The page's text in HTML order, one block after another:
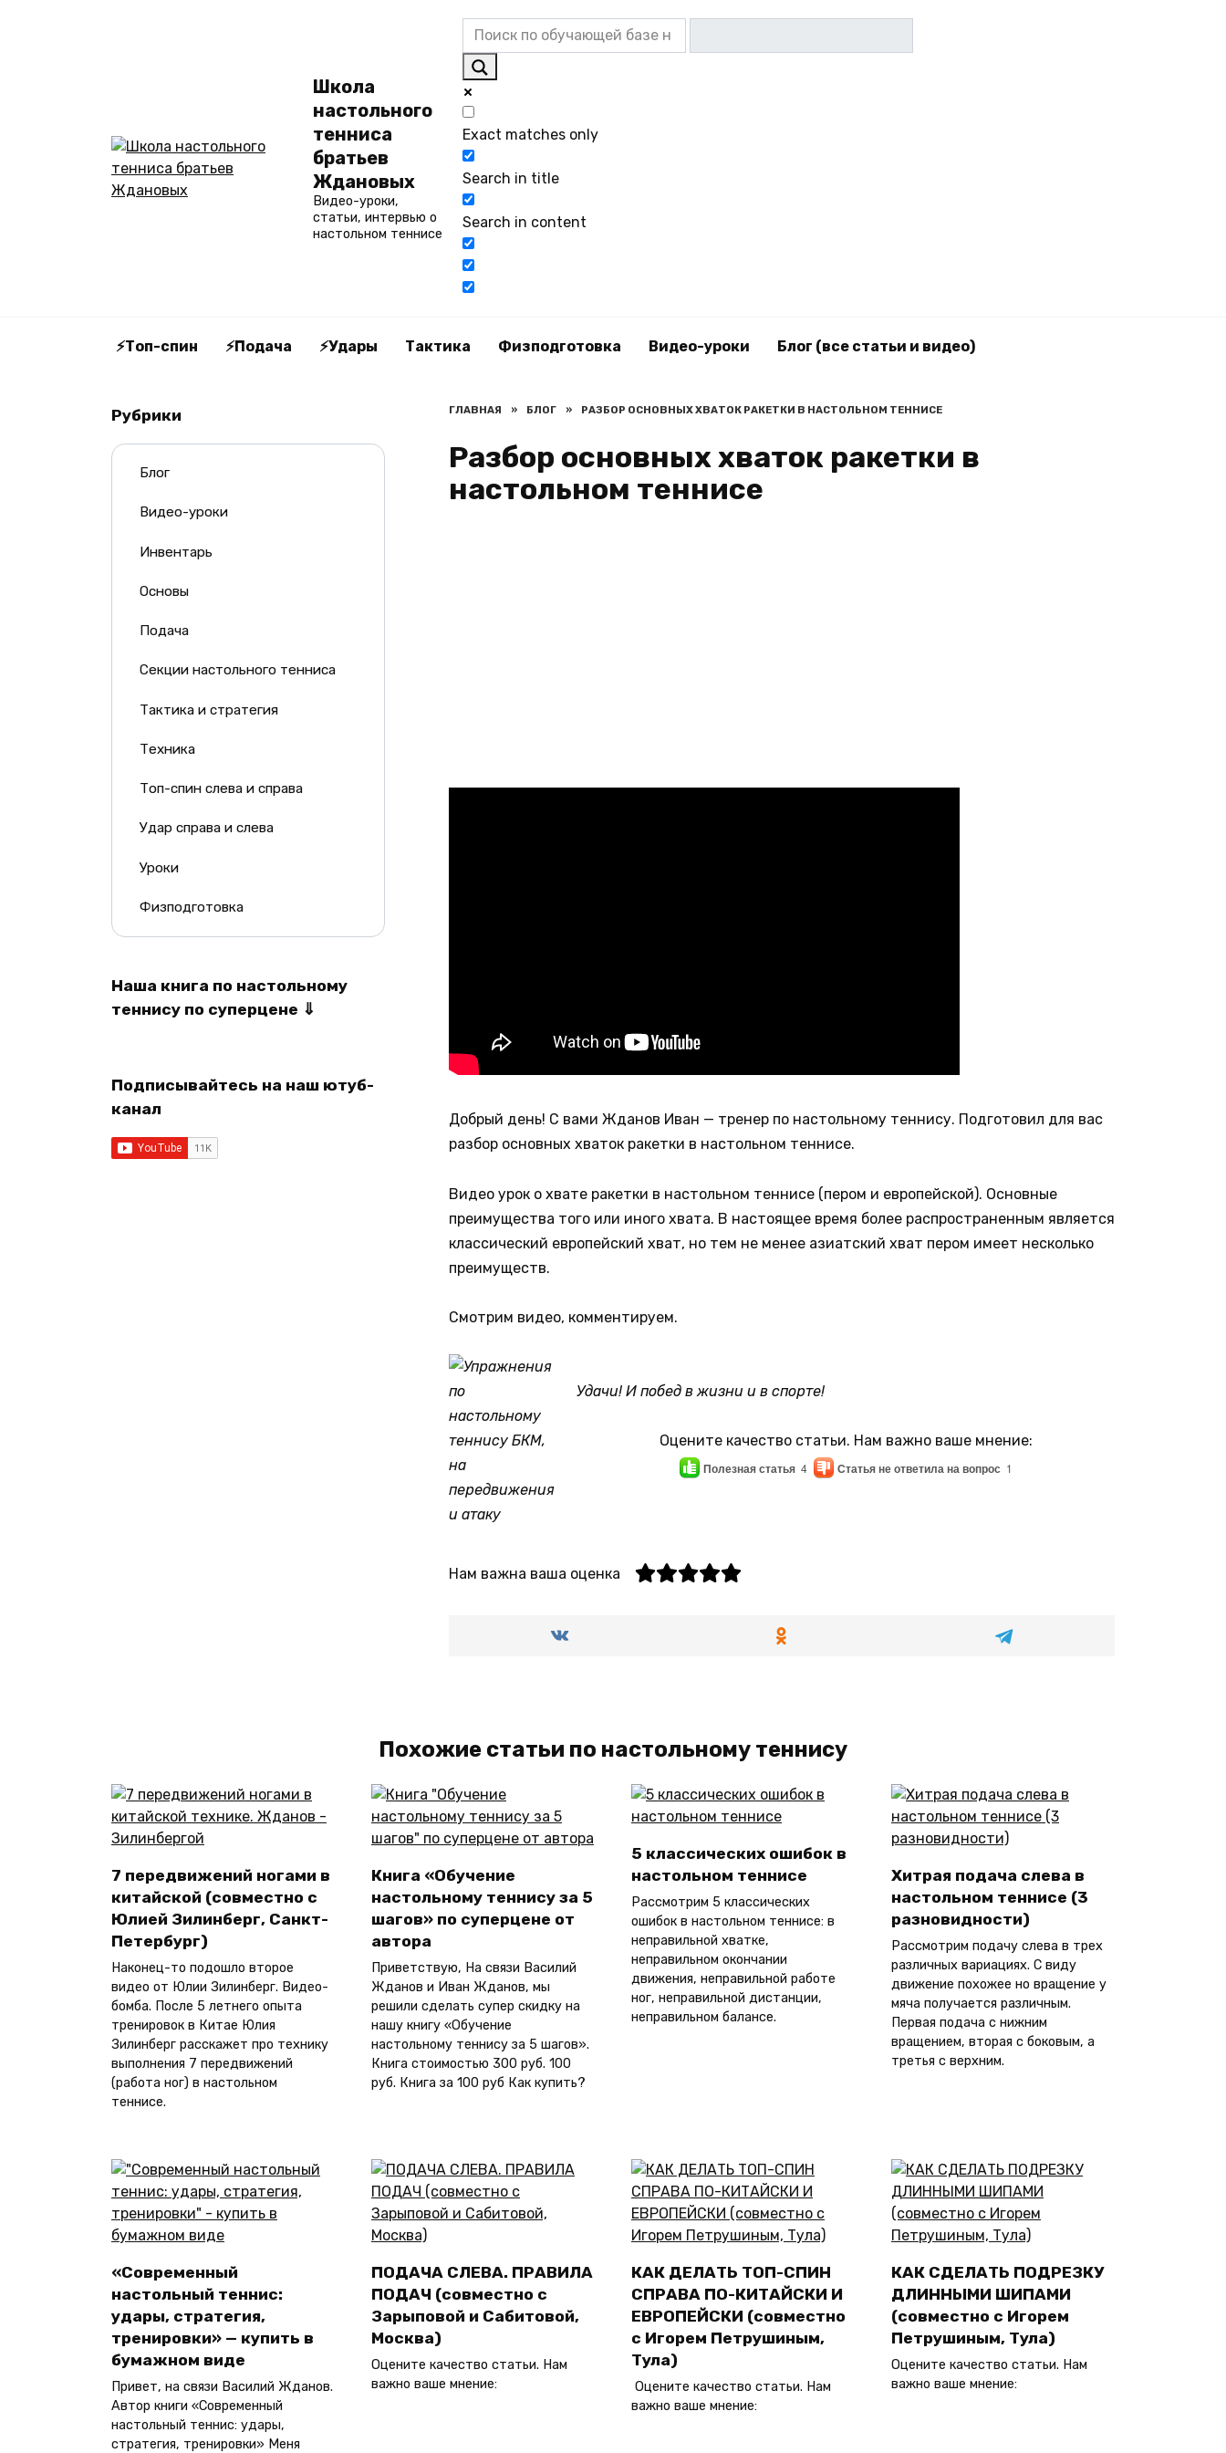
Школа
настольного
тенниса
братьев
Ждановых
Видео-уроки,
статьи, интервью о
настольном теннисе
Exact matches only
Search in title
Search in content
⚡Топ-спин ⚡Подача ⚡Удары Тактика Физподготовка Видео-уроки Блог (все статьи и видео)
ГЛАВНАЯ » БЛОГ » РАЗБОР ОСНОВНЫХ ХВАТОК РАКЕТКИ В НАСТОЛЬНОМ ТЕННИСЕ
Разбор основных хваток ракетки в
настольном теннисе
Добрый день! С вами Жданов Иван — тренер по настольному теннису. Подготовил для вас
разбор основных хваток ракетки в настольном теннисе.
Видео урок о хвате ракетки в настольном теннисе (пером и европейской). Основные
преимущества того или иного хвата. В настоящее время более распространенным является
классический европейский хват, но тем не менее азиатский хват пером имеет несколько
преимуществ.
Смотрим видео, комментируем.
Удачи! И побед в жизни и в спорте!
Оцените качество статьи. Нам важно ваше мнение:
Полезная статья 4 Статья не ответила на вопрос 1
Нам важна ваша оценка
Рубрики
Блог
Видео-уроки
Инвентарь
Основы
Подача
Секции настольного тенниса
Тактика и стратегия
Техника
Топ-спин слева и справа
Удар справа и слева
Уроки
Физподготовка
Наша книга по настольному
теннису по суперцене ⇓
Подписывайтесь на наш ютуб-
канал
Похожие статьи по настольному теннису
7 передвижений ногами в
китайской (совместно с
Юлией Зилинберг, Санкт-
Петербург)
Наконец-то подошло второе
видео от Юлии Зилинберг. Видео-
бомба. После 5 летнего опыта
тренировок в Китае Юлия
Зилинберг расскажет про технику
выполнения 7 передвижений
(работа ног) в настольном
теннисе.
Книга «Обучение
настольному теннису за 5
шагов» по суперцене от
автора
Приветствую, На связи Василий
Жданов и Иван Жданов, мы
решили сделать супер скидку на
нашу книгу «Обучение
настольному теннису за 5 шагов».
Книга стоимостью 300 руб. 100
руб. Книга за 100 руб Как купить?
5 классических ошибок в
настольном теннисе
Рассмотрим 5 классических
ошибок в настольном теннисе: в
неправильной хватке,
неправильном окончании
движения, неправильной работе
ног, неправильной дистанции,
неправильном балансе.
Хитрая подача слева в
настольном теннисе (3
разновидности)
Рассмотрим подачу слева в трех
различных вариациях. С виду
движение похожее но вращение у
мяча получается различным.
Первая подача с нижним
вращением, вторая с боковым, а
третья с верхним.
«Современный
настольный теннис:
удары, стратегия,
тренировки» — купить в
бумажном виде
Привет, на связи Василий Жданов.
Автор книги «Современный
настольный теннис: удары,
стратегия, тренировки» Меня
ПОДАЧА СЛЕВА. ПРАВИЛА
ПОДАЧ (совместно с
Зарыповой и Сабитовой,
Москва)
Оцените качество статьи. Нам
важно ваше мнение:
КАК ДЕЛАТЬ ТОП-СПИН
СПРАВА ПО-КИТАЙСКИ И
ЕВРОПЕЙСКИ (совместно
с Игорем Петрушиным,
Тула)
Оцените качество статьи. Нам
важно ваше мнение:
КАК СДЕЛАТЬ ПОДРЕЗКУ
ДЛИННЫМИ ШИПАМИ
(совместно с Игорем
Петрушиным, Тула)
Оцените качество статьи. Нам
важно ваше мнение: